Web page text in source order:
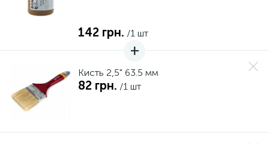
142 грн. /1 шт
Кисть 2,5" 63.5 мм
82 грн. /1 шт